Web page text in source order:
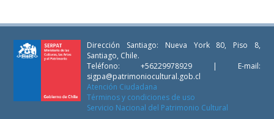
Dirección Santiago: Nueva York 80, Piso 8,
Santiago, Chile.
Teléfono: +56229978929 | E-mail:
sigpa@patrimoniocultural.gob.cl
Atención Ciudadana
Términos y condiciones de uso
Servicio Nacional del Patrimonio Cultural